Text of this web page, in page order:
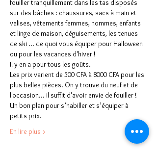
fouiller tranquillement dans les tas disposés
sur des bâches : chaussures, sacs à main et
valises, vêtements femmes, hommes, enfants
et linge de maison, déguisements, les tenues
de ski ... de quoi vous équiper pour Halloween
ou pour les vacances d'hiver !
Il y en a pour tous les goûts.
Les prix varient de 500 CFA à 8000 CFA pour les
plus belles pièces. On y trouve du neuf et de
l'occasion... il suffit d'avoir envie de fouiller !
Un bon plan pour s’habiller et s’équiper à
petits prix.
En lire plus >